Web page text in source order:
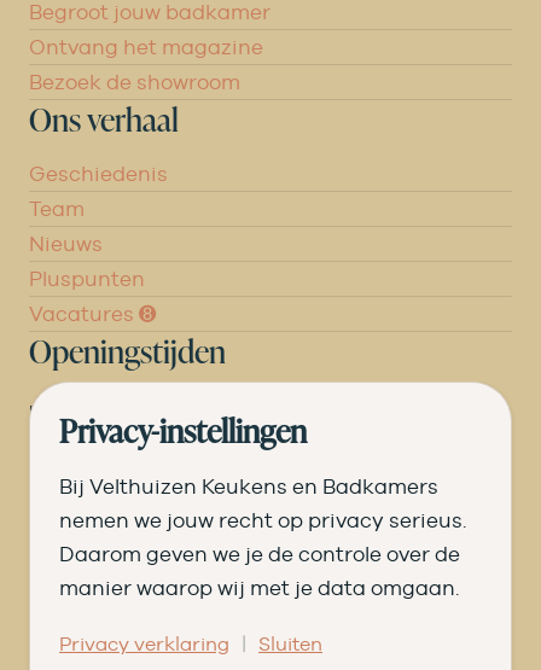
Begroot jouw badkamer
Ontvang het magazine
Bezoek de showroom
Ons verhaal
Geschiedenis
Team
Nieuws
Pluspunten
Vacatures ➑
Openingstijden
DI 09.00 tot 17.30
09.00 tot 17.30
09.00 tot 20.00
Privacy-instellingen
Bij Velthuizen Keukens en Badkamers
nemen we jouw recht op privacy serieus.
Daarom geven we je de controle over de
manier waarop wij met je data omgaan.
Privacy verklaring | Sluiten